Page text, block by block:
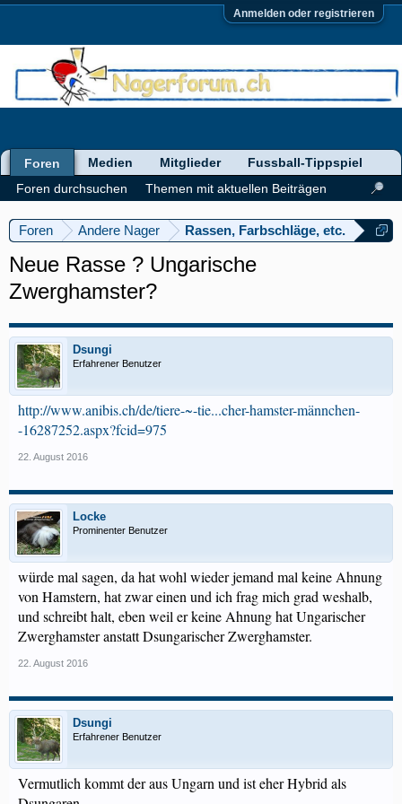
Anmelden oder registrieren
Foren Andere Nager Rassen, Farbschläge, etc.
Neue Rasse ? Ungarische
Zwerghamster?
Dsungi
Erfahrener Benutzer
http://www.anibis.ch/de/tiere-~-tie...cher-hamster-männchen-
-16287252.aspx?fcid=975
22. August 2016
Locke
Prominenter Benutzer
würde mal sagen, da hat wohl wieder jemand mal keine Ahnung
von Hamstern, hat zwar einen und ich frag mich grad weshalb,
und schreibt halt, eben weil er keine Ahnung hat Ungarischer
Zwerghamster anstatt Dsungarischer Zwerghamster.
22. August 2016
Dsungi
Erfahrener Benutzer
Vermutlich kommt der aus Ungarn und ist eher Hybrid als
Foren
Foren durchsuchen
Themen mit aktuellen Beiträgen
Medien Mitglieder Fussball-Tippspiel